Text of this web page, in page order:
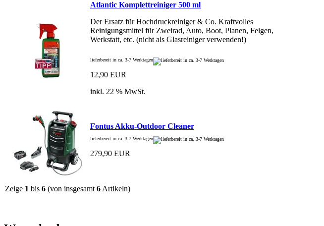
Atlantic Komplettreiniger 500 ml
Der Ersatz für Hochdruckreiniger & Co. Kraftvolles
Reinigungsmittel für Zweirad, Auto, Boot, Planen, Felgen,
Werkstatt, etc. (nicht als Glasreiniger verwenden!)
lieferbereit in ca. 3-7 Werktagen
12,90 EUR
inkl. 22 % MwSt.
Fontus Akku-Outdoor Cleaner
lieferbereit in ca. 3-7 Werktagen
279,90 EUR
Zeige 1 bis 6 (von insgesamt 6 Artikeln)